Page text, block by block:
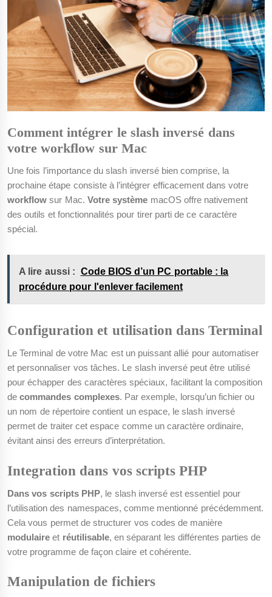
Comment intégrer le slash inversé dans
votre workflow sur Mac
Une fois l’importance du slash inversé bien comprise, la
prochaine étape consiste à l’intégrer efficacement dans votre
workflow sur Mac. Votre système macOS offre nativement
des outils et fonctionnalités pour tirer parti de ce caractère
spécial.
A lire aussi : Code BIOS d’un PC portable : la
procédure pour l'enlever facilement
Configuration et utilisation dans Terminal
Le Terminal de votre Mac est un puissant allié pour automatiser
et personnaliser vos tâches. Le slash inversé peut être utilisé
pour échapper des caractères spéciaux, facilitant la composition
decommandes complexes. Par exemple, lorsqu’un fichier ou
un nom de répertoire contient un espace, le slash inversé
permet de traiter cet espace comme un caractère ordinaire,
évitant ainsi des erreurs d’interprétation.
Integration dans vos scripts PHP
Dans vos scripts PHP, le slash inversé est essentiel pour
l’utilisation des namespaces, comme mentionné précédemment.
Cela vous permet de structurer vos codes de manière
modulaire et réutilisable, en séparant les différentes parties de
votre programme de façon claire et cohérente.
Manipulation de fichiers